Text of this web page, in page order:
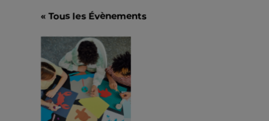
« Tous les Évènements